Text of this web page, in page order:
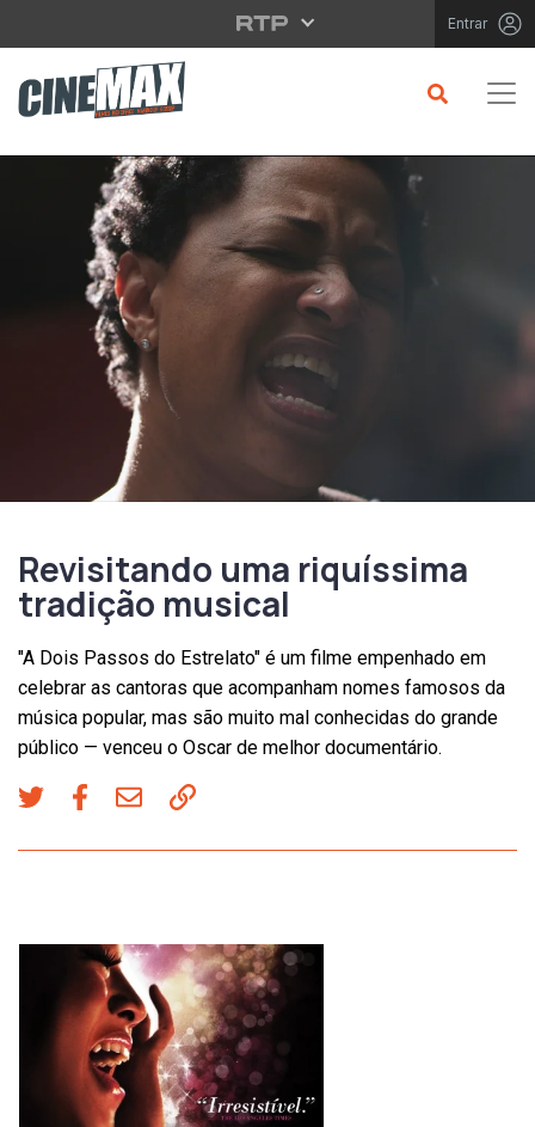
Saltar para o conteúdo principal Entrar
Revisitando uma riquíssima
tradição musical
"A Dois Passos do Estrelato" é um filme empenhado em
celebrar as cantoras que acompanham nomes famosos da
música popular, mas são muito mal conhecidas do grande
público — venceu o Oscar de melhor documentário.